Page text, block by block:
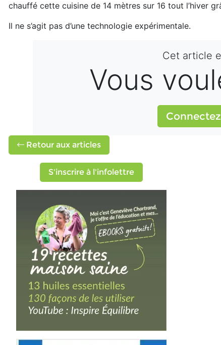
chauffé cette cuisine de 14 mètres sur 16 tout l’hiver
Il ne s’agit pas d’une technologie expérimentale.
Cet article
Vous
Retour aux articles
S'inscrire à l'infolettre